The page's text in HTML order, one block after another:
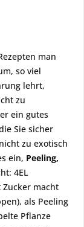
man
so viel
lehrt,
zu
ein gutes
Sie sicher
zu exotisch
ein, Peeling,
4EL
Zucker macht
als Peeling
Pflanze